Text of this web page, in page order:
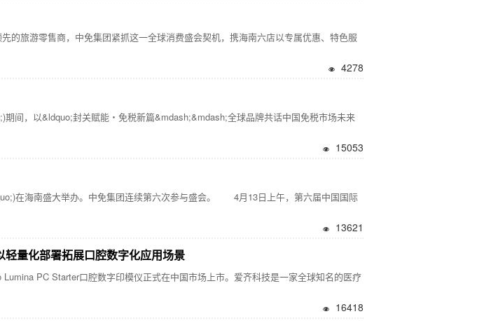
旅游零售商，中免集团紧抓这一全球消费盛会契机，携海南六店以专属优惠、特色服
4278
，以&ldquo;封关赋能・免税新篇&mdash;&mdash;全球品牌共话中国免税市场未来
15053
在海南盛大举办。中免集团连续第六次参与盛会。 4月13日上午，第六届中国国际
13621
量化部署拓展口腔数字化应用场景
PC Starter口腔数字印模仪正式在中国市场上市。爱齐科技是一家全球知名的医疗
16418